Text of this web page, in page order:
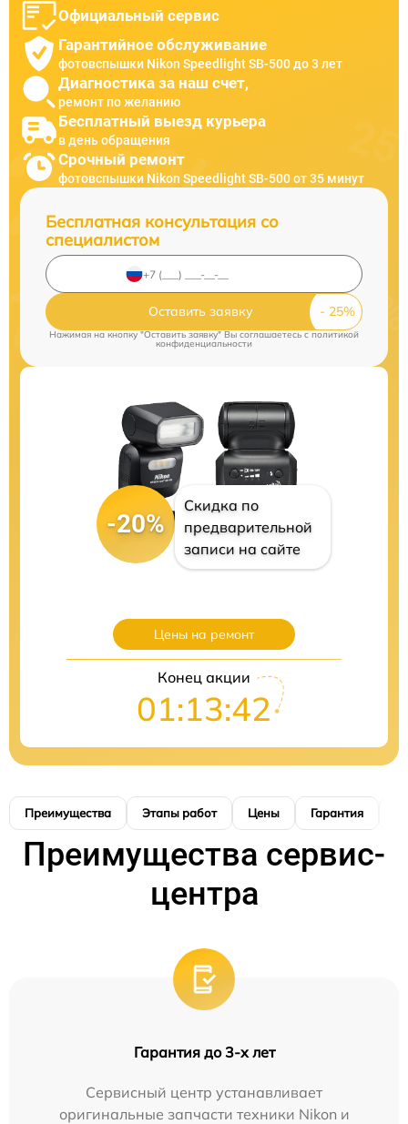
Официальный сервис
Гарантийное обслуживание
фотовспышки Nikon Speedlight SB-500 до 3 лет
Диагностика за наш счет,
ремонт по желанию
Бесплатный выезд курьера
в день обращения
Срочный ремонт
фотовспышки Nikon Speedlight SB-500 от 35 минут
Бесплатная консультация со
специалистом
Оставить заявку
Нажимая на кнопку "Оставить заявку" Вы соглашаетесь cполитикой
конфиденциальности
-20%
Скидка по
предварительной
записи на сайте
Цены на ремонт
Конец акции
01:13:41
Преимущества Этапы работ Цены Гарантия
Преимущества сервис-
центра
Гарантия до 3-х лет
Сервисный центр устанавливает
оригинальные запчасти техники Nikon и